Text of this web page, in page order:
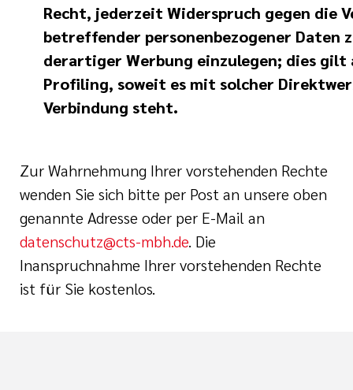
Recht, jederzeit Widerspruch gegen die
betreffender personenbezogener Daten
derartiger Werbung einzulegen; dies gilt
Profiling, soweit es mit solcher
Verbindung steht.
Zur Wahrnehmung Ihrer vorstehenden Rechte
wenden Sie sich bitte per Post an unsere oben
genannte Adresse oder per E-Mail an
datenschutz@cts-mbh.de. Die
Inanspruchnahme Ihrer vorstehenden Rechte
ist für Sie kostenlos.